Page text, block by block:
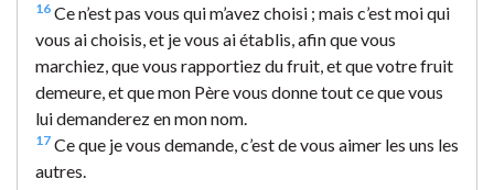
16 Ce n’est pas vous qui m’avez choisi ; mais c’est moi qui
vous ai choisis, et je vous ai établis, afin que vous
marchiez, que vous rapportiez du fruit, et que votre fruit
demeure, et que mon Père vous donne tout ce que vous
lui demanderez en mon nom.
17 Ce que je vous demande, c’est de vous aimer les uns les
autres.